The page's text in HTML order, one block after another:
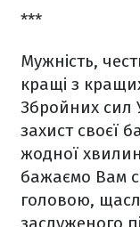
***
Мужність,
кращі з
Збройних сил
захист своєї
жодної
бажаємо Вам
головою,